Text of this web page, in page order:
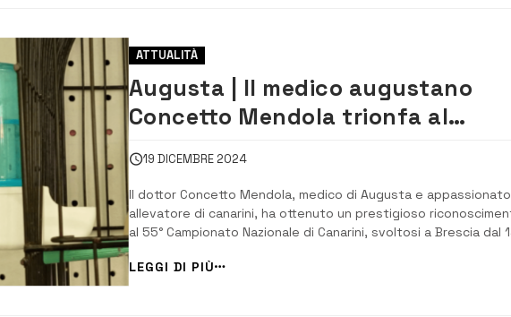
ATTUALITÀ
Augusta | Il medico augustano
Concetto Mendola trionfa al
Campionato Nazionale di
Ornitologia
19 DICEMBRE 2024
Il dottor Concetto Mendola, medico di Augusta e appassionato
allevatore di canarini, ha ottenuto un prestigioso
al 55° Campionato Nazionale di Canarini, svoltosi a Brescia dal
22 dicembre. A garantirgli il titolo di “Campione Italiano” è stato
uno dei suoi canarini appartenenti alla razza Salentino, originaria
LEGGI DI PIÙ